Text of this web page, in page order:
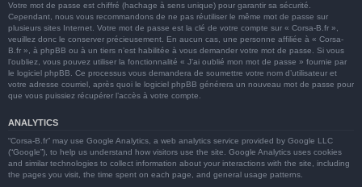
Votre mot de passe est chiffré (hachage à sens unique) pour garantir sa sécurité.
Cependant, nous vous recommandons de ne pas réutiliser le même mot de passe sur
plusieurs sites Internet. Votre mot de passe est la clé de votre compte sur « Corsa-B.fr »,
veuillez donc le conserver précieusement. En aucun cas, une personne affiliée à « Corsa-
B.fr », à phpBB ou à un tiers n’est habilitée à vous demander votre mot de passe. Si vous
l’oubliez, vous pouvez utiliser la fonctionnalité « J’ai oublié mon mot de passe » fournie par
le logiciel phpBB. Ce processus vous demandera de soumettre votre nom d’utilisateur et
votre adresse courriel, après quoi le logiciel phpBB générera un nouveau mot de passe pour
que vous puissiez récupérer l’accès à votre compte.
ANALYTICS
“Corsa-B.fr” may use Google Analytics, a web analytics service provided by Google LLC
(“Google”), to help us understand how visitors use the site. Google Analytics uses cookies
and similar technologies to collect information about your interactions with the site, including
the pages you visit, the time spent on each page, and general usage patterns.